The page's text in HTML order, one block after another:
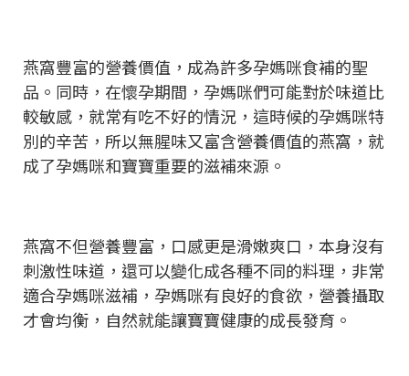
燕窩豐富的營養價值，成為許多孕媽咪食補的聖
品。同時，在懷孕期間，孕媽咪們可能對於味道比
較敏感，就常有吃不好的情況，這時候的孕媽咪特
別的辛苦，所以無腥味又富含營養價值的燕窩，就
成了孕媽咪和寶寶重要的滋補來源。
燕窩不但營養豐富，口感更是滑嫩爽口，本身沒有
刺激性味道，還可以變化成各種不同的料理，非常
適合孕媽咪滋補，孕媽咪有良好的食欲，營養攝取
才會均衡，自然就能讓寶寶健康的成長發育。